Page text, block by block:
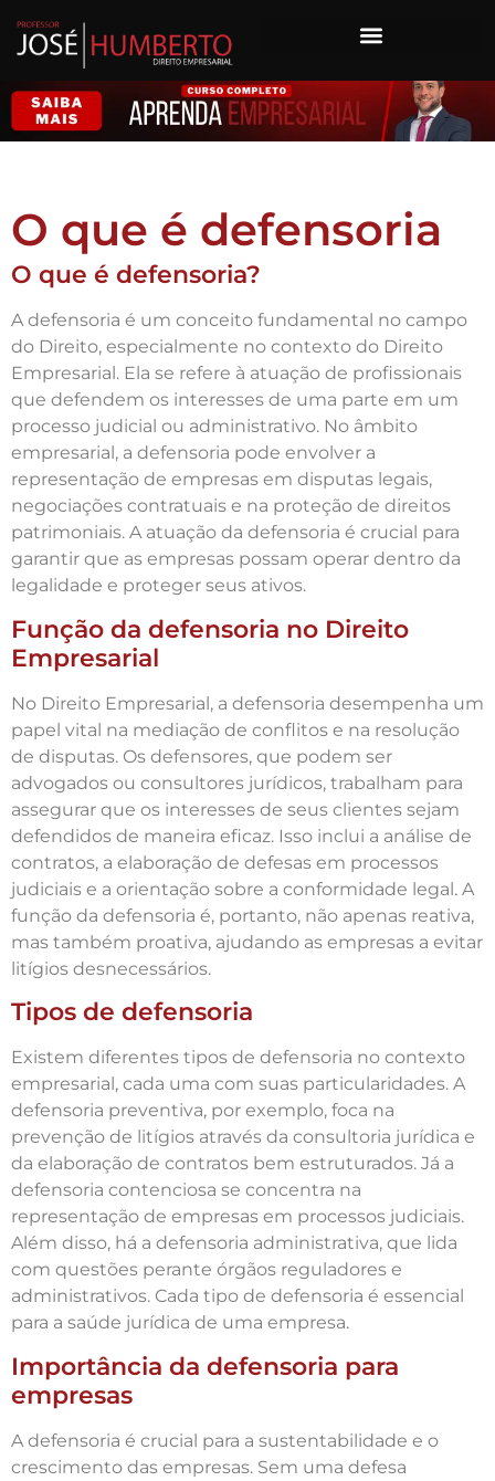
O que é defensoria
O que é defensoria?
A defensoria é um conceito fundamental no campo
do Direito, especialmente no contexto do Direito
Empresarial. Ela se refere à atuação de profissionais
que defendem os interesses de uma parte em um
processo judicial ou administrativo. No âmbito
empresarial, a defensoria pode envolver a
representação de empresas em disputas legais,
negociações contratuais e na proteção de direitos
patrimoniais. A atuação da defensoria é crucial para
garantir que as empresas possam operar dentro da
legalidade e proteger seus ativos.
Função da defensoria no Direito
Empresarial
No Direito Empresarial, a defensoria desempenha um
papel vital na mediação de conflitos e na resolução
de disputas. Os defensores, que podem ser
advogados ou consultores jurídicos, trabalham para
assegurar que os interesses de seus clientes sejam
defendidos de maneira eficaz. Isso inclui a análise de
contratos, a elaboração de defesas em processos
judiciais e a orientação sobre a conformidade legal. A
função da defensoria é, portanto, não apenas reativa,
mas também proativa, ajudando as empresas a evitar
litígios desnecessários.
Tipos de defensoria
Existem diferentes tipos de defensoria no contexto
empresarial, cada uma com suas particularidades. A
defensoria preventiva, por exemplo, foca na
prevenção de litígios através da consultoria jurídica e
da elaboração de contratos bem estruturados. Já a
defensoria contenciosa se concentra na
representação de empresas em processos judiciais.
Além disso, há a defensoria administrativa, que lida
com questões perante órgãos reguladores e
administrativos. Cada tipo de defensoria é essencial
para a saúde jurídica de uma empresa.
Importância da defensoria para
empresas
A defensoria é crucial para a sustentabilidade e o
crescimento das empresas. Sem uma defesa